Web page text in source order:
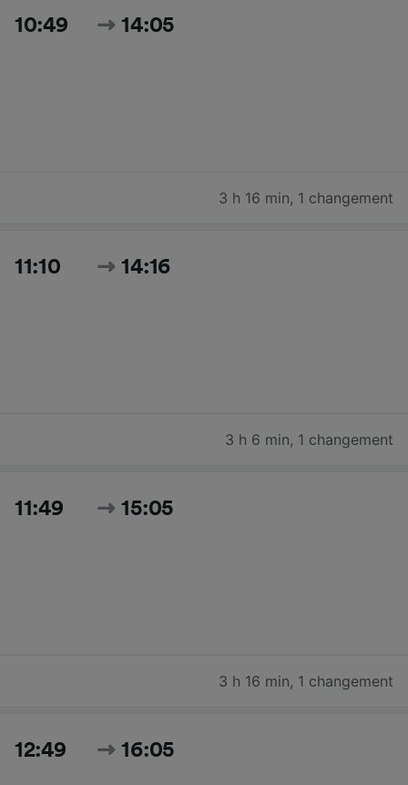
10:49 14:05
3 h 16 min, 1 changement
11:10 14:16
3 h 6 min, 1 changement
11:49 15:05
3 h 16 min, 1 changement
12:49 16:05